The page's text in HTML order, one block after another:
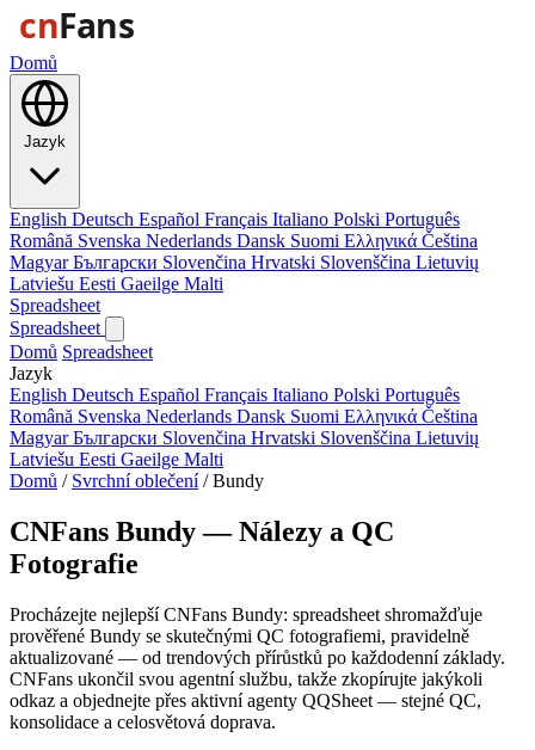
Domů
English Deutsch Español Français Italiano Polski Português
Română Svenska Nederlands Dansk Suomi Ελληνικά Čeština
MagyarБългарски Slovenčina Hrvatski Slovenščina Lietuvių
Latviešu Eesti Gaeilge Malti
Spreadsheet
Spreadsheet
Domů Spreadsheet
Jazyk
English Deutsch Español Français Italiano Polski Português
Română Svenska Nederlands Dansk Suomi Ελληνικά Čeština
MagyarБългарски Slovenčina Hrvatski Slovenščina Lietuvių
Latviešu Eesti Gaeilge Malti
Domů / Svrchní oblečení / Bundy
CNFans Bundy — Nálezy a QC
Fotografie
Procházejte nejlepší CNFans Bundy: spreadsheet shromažďuje
prověřené Bundy se skutečnými QC fotografiemi, pravidelně
aktualizované — od trendových přírůstků po každodenní základy.
CNFans ukončil svou agentní službu, takže zkopírujte jakýkoli
odkaz a objednejte přes aktivní agenty QQSheet — stejné QC,
konsolidace a celosvětová doprava.